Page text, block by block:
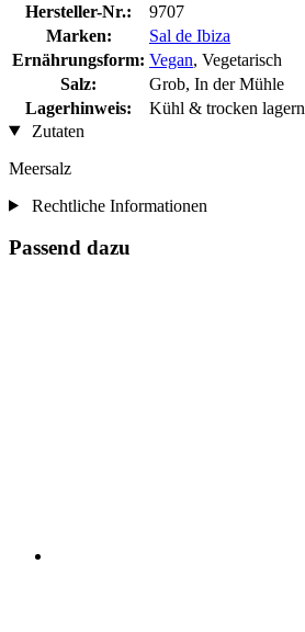
Hersteller-Nr.:
9707
Marken:
Sal de Ibiza
Ernährungsform: Vegan, Vegetarisch
Salz:
Grob, In der Mühle
Lagerhinweis:
Kühl & trocken lagern
Zutaten
Meersalz
Rechtliche Informationen
Passend dazu